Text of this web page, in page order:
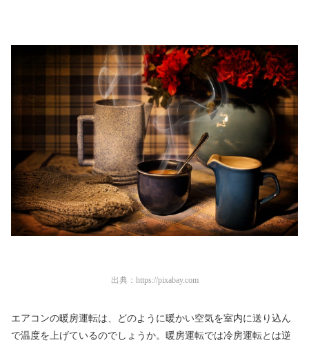
出典： https://pixabay.com
エアコンの暖房運転は、どのように暖かい空気を室内に送り込ん
で温度を上げているのでしょうか。暖房運転では冷房運転とは逆